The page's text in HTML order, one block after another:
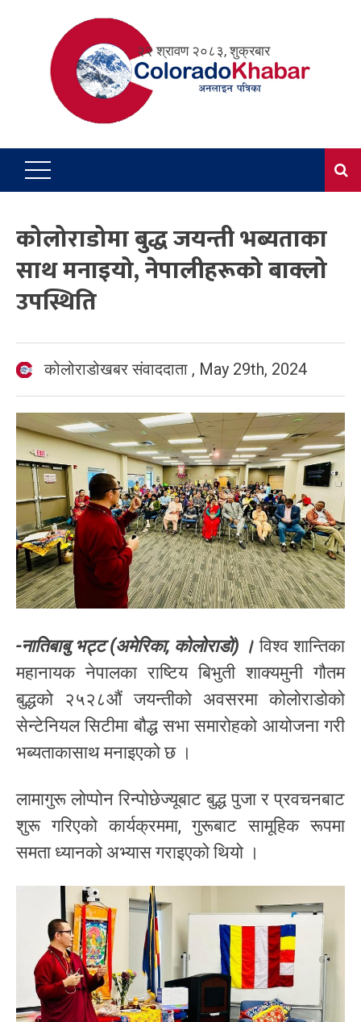
२२ श्रावण २०८३, शुक्रबार
कोलोराडोमा बुद्ध जयन्ती भब्यताका
साथ मनाइयो, नेपालीहरूको बाक्लो
उपस्थिति
कोलोराडोखबर संवाददाता , May 29th, 2024
-नातिबाबु भट्ट (अमेरिका, कोलोराडो) । विश्व शान्तिका
महानायक नेपालका राष्टिय बिभुती शाक्यमुनी गौतम
बुद्धको २५२८औं जयन्तीको अवसरमा कोलोराडोको
सेन्टेनियल सिटीमा बौद्ध सभा समारोहको आयोजना गरी
भब्यताकासाथ मनाइएको छ ।
लामागुरू लोप्पोन रिन्पोछेज्यूबाट बुद्ध पुजा र प्रवचनबाट
शुरू गरिएको कार्यक्रममा, गुरूबाट सामूहिक रूपमा
समता ध्यानको अभ्यास गराइएको थियो ।